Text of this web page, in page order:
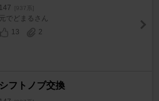
147 [937系]
元でどまるさん
13
2
シフトノブ交換